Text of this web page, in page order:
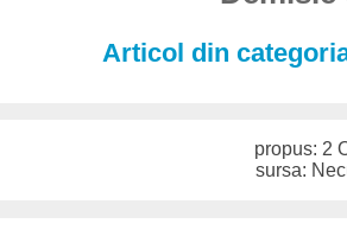
Articol din
propus: 2
sursa: